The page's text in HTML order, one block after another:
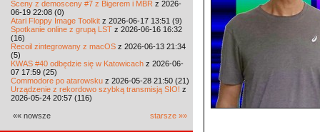
Sceny z demosceny #7 z Bigerem i MBR z 2026-
06-19 22:08 (0)
Atari Floppy Image Toolkit z 2026-06-17 13:51 (9)
Spotkanie online z grupą LST z 2026-06-16 16:32
(16)
Recoil zintegrowany z macOS z 2026-06-13 21:34
(5)
KWAS #40 odbędzie się w Katowicach z 2026-06-
07 17:59 (25)
Commodore po atarowsku z 2026-05-28 21:50 (21)
Urządzenie z rekordowo szybką transmisją SIO! z
2026-05-24 20:57 (116)
«« nowsze starsze »»